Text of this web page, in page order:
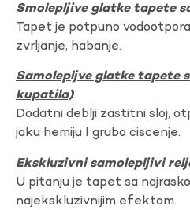
Smolepljive glatke tapete
Tapet je potpuno
zvrljanje, habanje.
Samolepljve glatke tapete
kupatila)
Dodatni deblji zastitni sloj,
jaku hemiju I grubo ciscenje.
Ekskluzivni samolepljivi
U pitanju je tapet sa
najekskluzivnijim efektom.